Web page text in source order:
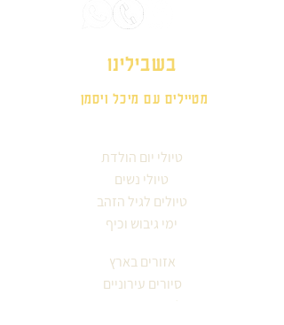
בשבילינו
מטיילים עם מיכל ויסמן
טיולי יום הולדת
טיולי נשים
טיולים לגיל הזהב
ימי גיבוש וכיף
אזורים בארץ
סיורים עירוניים